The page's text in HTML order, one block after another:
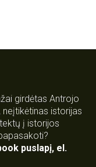
girdėtas Antrojo
istorijas
į istorijos
puslapį, el.